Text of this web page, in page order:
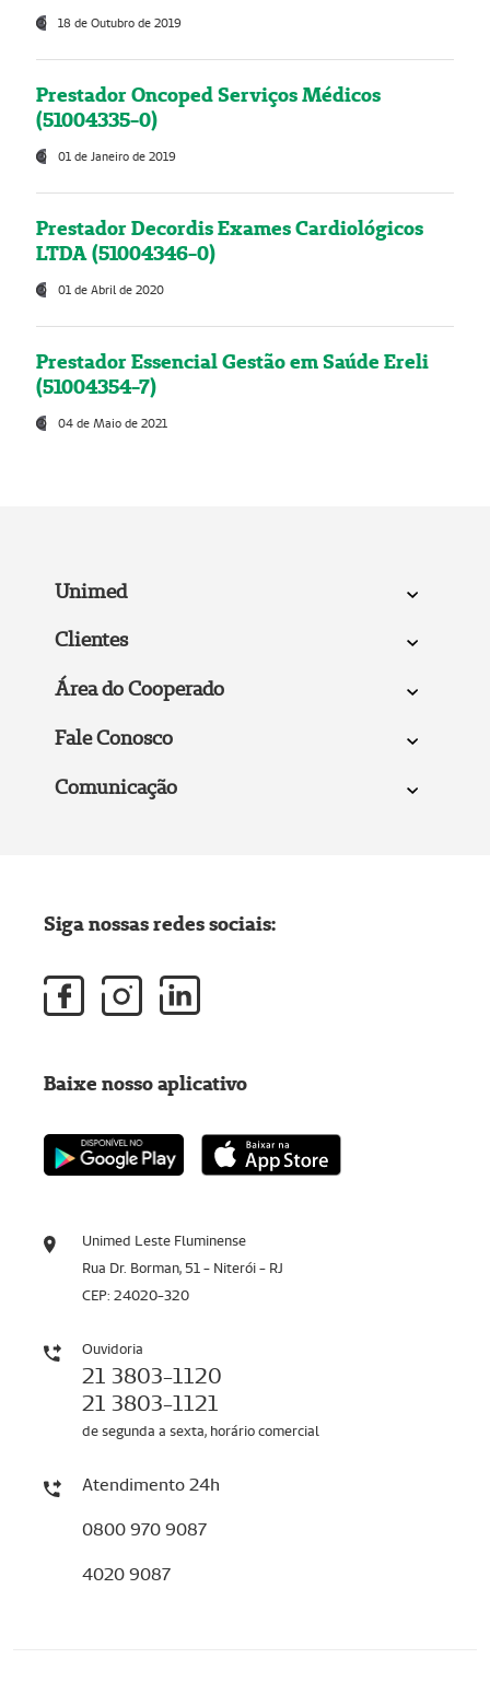
18 de Outubro de 2019
Prestador Oncoped Serviços Médicos
(51004335-0)
01 de Janeiro de 2019
Prestador Decordis Exames Cardiológicos
LTDA (51004346-0)
01 de Abril de 2020
Prestador Essencial Gestão em Saúde Ereli
(51004354-7)
04 de Maio de 2021
Unimed
Clientes
Área do Cooperado
Fale Conosco
Comunicação
Unimed Leste Fluminense
Rua Dr. Borman, 51 - Niterói - RJ
CEP: 24020-320
Ouvidoria
21 3803-1120
21 3803-1121
de segunda a sexta, horário comercial
Atendimento 24h
0800 970 9087
4020 9087
Siga nossas redes sociais:
Baixe nosso aplicativo